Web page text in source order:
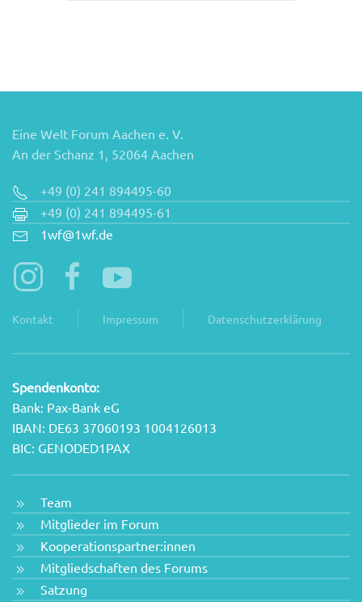
Eine Welt Forum Aachen e. V.
An der Schanz 1, 52064 Aachen
+49 (0) 241 894495-60
+49 (0) 241 894495-61
1wf@1wf.de
Kontakt Impressum Datenschutzerklärung
Spendenkonto:
Bank: Pax-Bank eG
IBAN: DE63 37060193 1004126013
BIC: GENODED1PAX
Team
Mitglieder im Forum
Kooperationspartner:innen
Mitgliedschaften des Forums
Satzung